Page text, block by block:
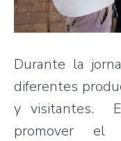
Durante la
diferentes
y visitantes.
promover el